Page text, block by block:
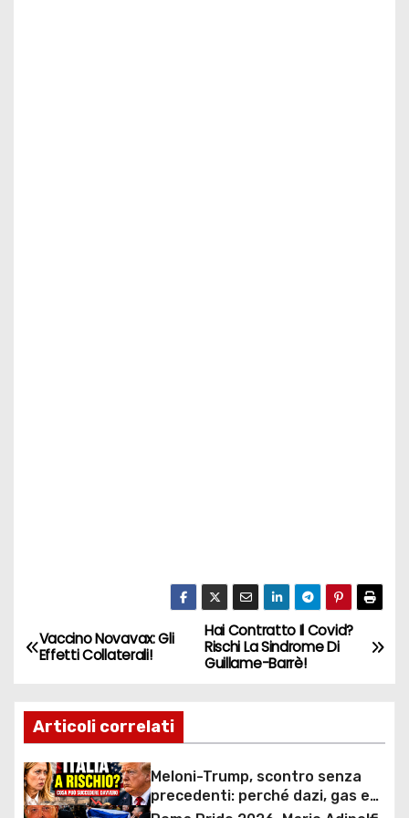
N
v
i
g
Hai Contratto Il Covid?
Rischi La Sindrome Di
Guillame-Barrè!
Vaccino Novavax: Gli
Effetti Collaterali!
Articoli correlati
Meloni-Trump, scontro senza
precedenti: perché dazi, gas e